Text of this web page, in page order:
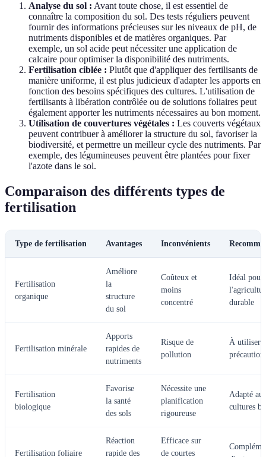
Analyse du sol : Avant toute chose, il est essentiel de
connaître la composition du sol. Des tests réguliers peuvent
fournir des informations précieuses sur les niveaux de pH, de
nutriments disponibles et de matières organiques. Par
exemple, un sol acide peut nécessiter une application de
calcaire pour optimiser la disponibilité des nutriments.
Fertilisation ciblée : Plutôt que d'appliquer des fertilisants de
manière uniforme, il est plus judicieux d'adapter les apports en
fonction des besoins spécifiques des cultures. L'utilisation de
fertilisants à libération contrôlée ou de solutions foliaires peut
également apporter les nutriments nécessaires au bon moment.
Utilisation de couvertures végétales : Les couverts végétaux
peuvent contribuer à améliorer la structure du sol, favoriser la
biodiversité, et permettre un meilleur cycle des nutriments. Par
exemple, des légumineuses peuvent être plantées pour fixer
l'azote dans le sol.
Comparaison des différents types de
fertilisation
Type de fertilisation Avantages Inconvénients
Fertilisation
organique
Améliore
la
structure
du sol
Coûteux et
moins
concentré
Idéal pour
durable
Fertilisation minérale
Apports
rapides de
nutriments
Risque de
pollution
À utiliser
précaution
Fertilisation
biologique
Favorise
la santé
des sols
Nécessite une
planification
rigoureuse
Adapté
cultures
Fertilisation foliaire
Réaction
rapide des
Efficace sur
de courtes